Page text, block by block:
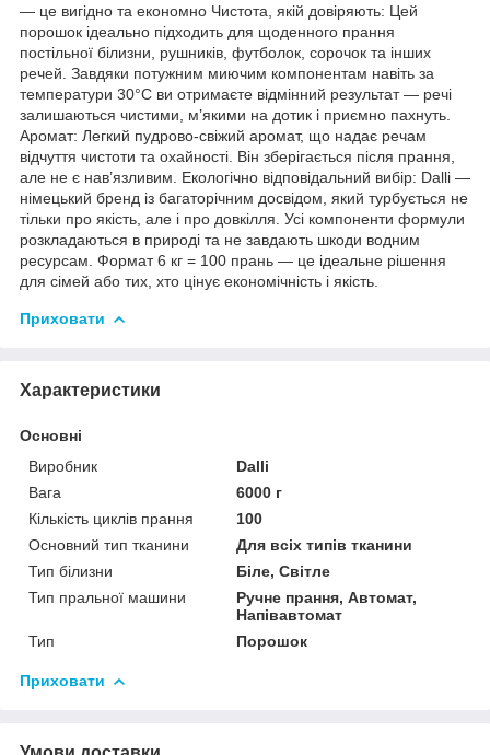
— це вигідно та економно Чистота, якій довіряють: Цей
порошок ідеально підходить для щоденного прання
постільної білизни, рушників, футболок, сорочок та інших
речей. Завдяки потужним миючим компонентам навіть за
температури 30°C ви отримаєте відмінний результат — речі
залишаються чистими, м’якими на дотик і приємно пахнуть.
Аромат: Легкий пудрово-свіжий аромат, що надає речам
відчуття чистоти та охайності. Він зберігається після прання,
але не є нав’язливим. Екологічно відповідальний вибір: Dalli —
німецький бренд із багаторічним досвідом, який турбується не
тільки про якість, але і про довкілля. Усі компоненти формули
розкладаються в природі та не завдають шкоди водним
ресурсам. Формат 6 кг = 100 прань — це ідеальне рішення
для сімей або тих, хто цінує економічність і якість.
Приховати
Характеристики
Основні
Виробник
Dalli
Вага
6000 г
Кількість циклів прання
100
Основний тип тканини
Для всіх типів тканини
Тип білизни
Біле, Світле
Тип пральної машини
Ручне прання, Автомат,
Напівавтомат
Тип
Порошок
Приховати